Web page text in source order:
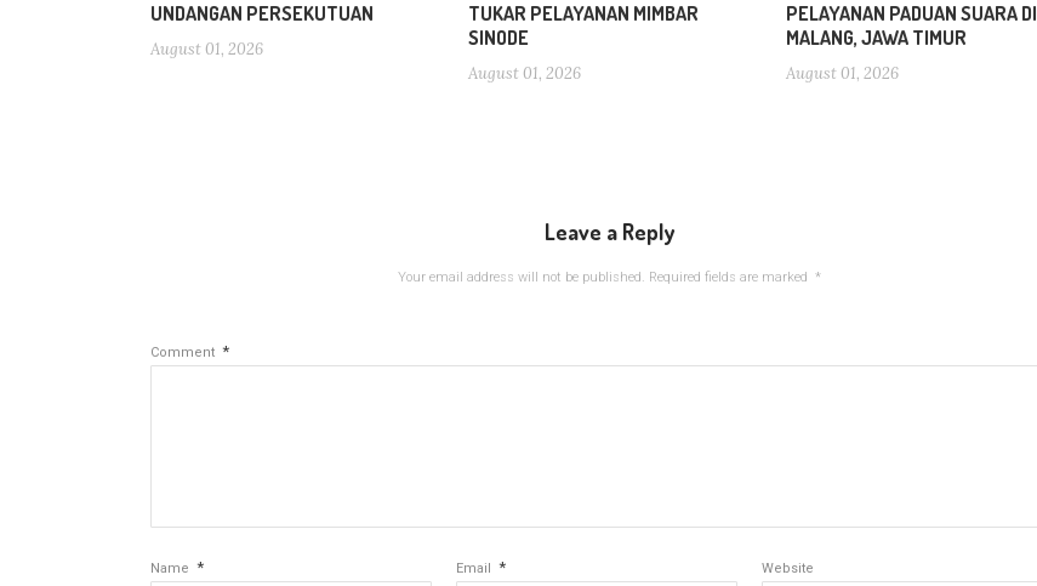
UNDANGAN PERSEKUTUAN
August 01, 2026
TUKAR PELAYANAN MIMBAR
SINODE
August 01, 2026
PELAYANAN PADUAN SUARA DI
MALANG, JAWA TIMUR
August 01, 2026
Leave a Reply
Your email address will not be published. Required fields are marked *
Comment *
Name * Email * Website